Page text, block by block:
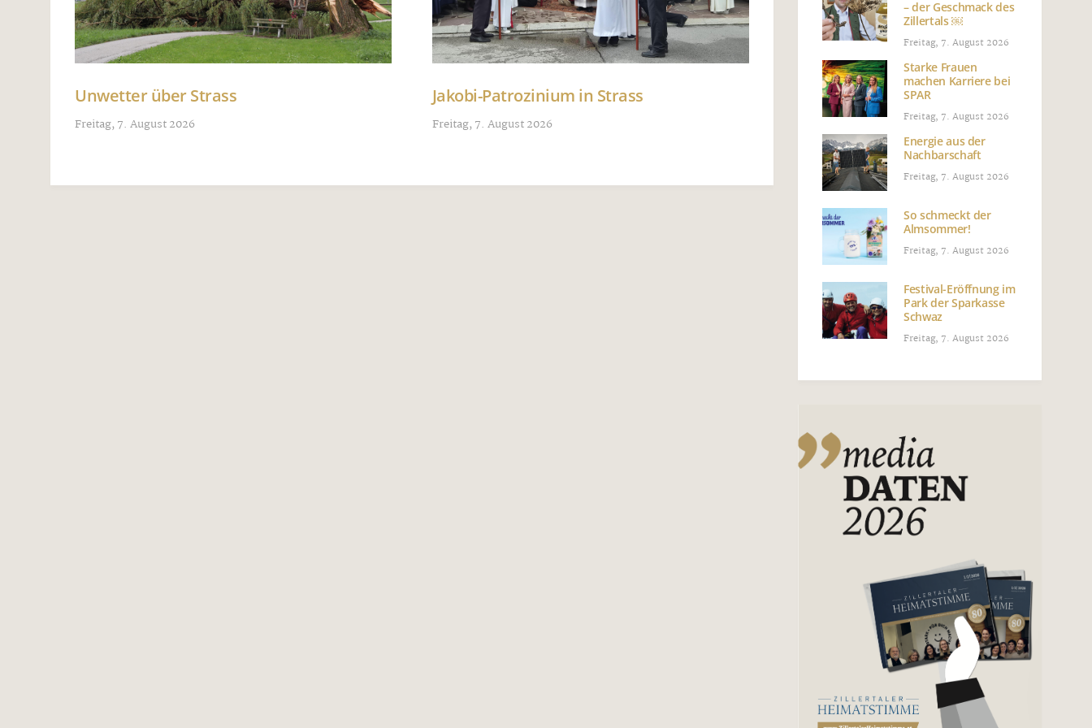
Unwetter über Strass
Freitag, 7. August 2026
Jakobi-Patrozinium in Strass
Freitag, 7. August 2026
– der Geschmack des
Zillertals ￼
Freitag, 7. August 2026
Starke Frauen
machen Karriere bei
SPAR
Freitag, 7. August 2026
Energie aus der
Nachbarschaft
Freitag, 7. August 2026
So schmeckt der
Almsommer!
Freitag, 7. August 2026
Festival-Eröffnung im
Park der Sparkasse
Schwaz
Freitag, 7. August 2026